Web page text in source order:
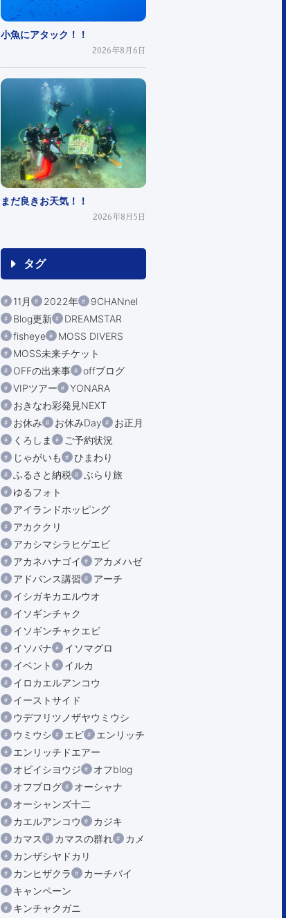
小魚にアタック！！
2026年8月6日
まだ良きお天気！！
2026年8月5日
タグ
11月 2022年
9CHANnel
Blog更新
DREAMSTAR
fisheye
MOSS DIVERS
MOSS未来チケット
OFFの出来事
offブログ
VIPツアー
YONARA
おきなわ彩発見NEXT
お休み
お休みDay
お正月
くろしま
ご予約状況
じゃがいも
ひまわり
ふるさと納税
ぶらり旅
ゆるフォト
アイランドホッピング
アカククリ
アカシマシラヒゲエビ
アカネハナゴイ
アカメハゼ
アドバンス講習
アーチ
イシガキカエルウオ
イソギンチャク
イソギンチャクエビ
イソバナ
イソマグロ
イベント
イルカ
イロカエルアンコウ
イーストサイド
ウデフリツノザヤウミウシ
ウミウシ
エビ
エンリッチ
エンリッチドエアー
オビイシヨウジ
オフblog
オフブログ
オーシャナ
オーシャンズ十二
カエルアンコウ
カジキ
カマス
カマスの群れ
カメ
カンザシヤドカリ
カンヒザクラ
カーチバイ
キャンペーン
キンチャクガニ